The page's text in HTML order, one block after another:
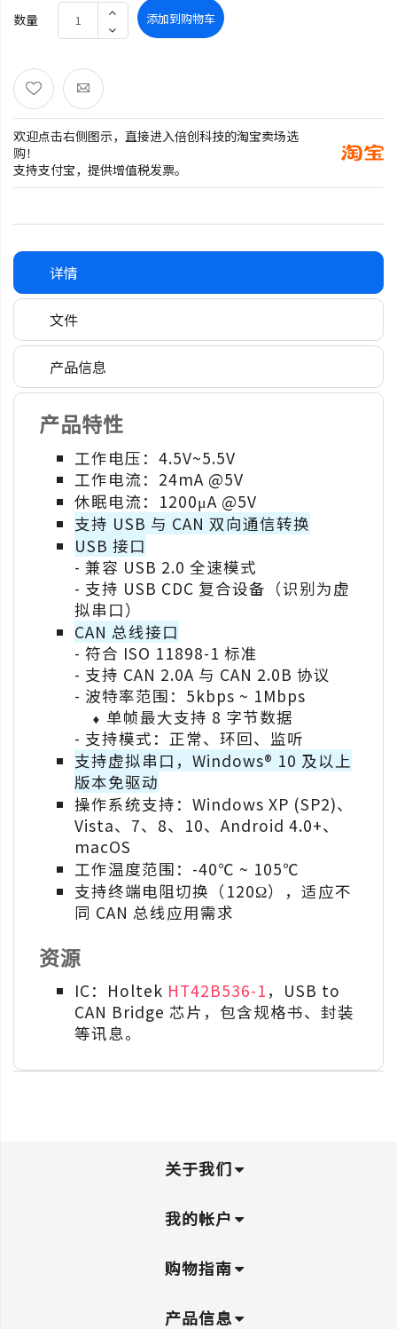
数量 添加到购物车
欢迎点击右侧图示，直接进入倍创科技的淘宝卖场选
购！
支持支付宝，提供增值税发票。
详情
文件
产品信息
产品特性
工作电压：4.5V~5.5V
工作电流：24mA @5V
休眠电流：1200μA @5V
支持 USB 与 CAN 双向通信转换
USB 接口
- 兼容 USB 2.0 全速模式
- 支持 USB CDC 复合设备（识别为虚
拟串口）
CAN 总线接口
- 符合 ISO 11898-1 标准
- 支持 CAN 2.0A 与 CAN 2.0B 协议
- 波特率范围：5kbps ~ 1Mbps
⬧ 单帧最大支持 8 字节数据
- 支持模式：正常、环回、监听
支持虚拟串口，Windows® 10 及以上
版本免驱动
操作系统支持：Windows XP (SP2)、
Vista、7、8、10、Android 4.0+、
macOS
工作温度范围：-40℃ ~ 105℃
支持终端电阻切换（120Ω），适应不
同 CAN 总线应用需求
资源
IC：Holtek HT42B536-1 ，USB to
CAN Bridge 芯片，包含规格书、封装
等讯息。
关于我们
我的帐户
购物指南
产品信息